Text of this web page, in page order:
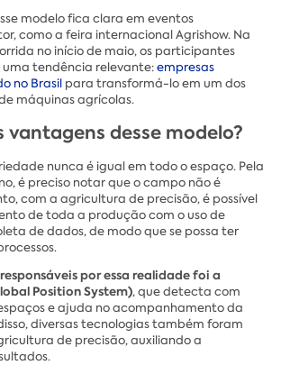
modelo fica clara em eventos
como a feira internacional Agrishow. Na
no início de maio, os participantes
tendência relevante:empresas
no Brasil para transformá-lo em um dos
máquinas agrícolas.
vantagens desse modelo?
nunca é igual em todo o espaço. Pela
é preciso notar que o campo não é
com a agricultura de precisão, é possível
de toda a produção com o uso de
de dados, de modo que se possa ter
por essa realidade foi a
Position System), que detecta com
e ajuda no acompanhamento da
diversas tecnologias também foram
de precisão, auxiliando a